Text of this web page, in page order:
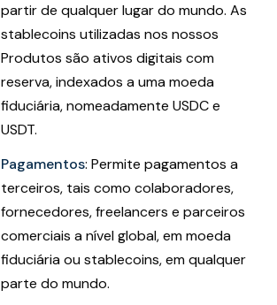
partir de qualquer lugar do mundo. As
stablecoins utilizadas nos nossos
Produtos são ativos digitais com
reserva, indexados a uma moeda
fiduciária, nomeadamente USDC e
USDT.
Pagamentos: Permite pagamentos a
terceiros, tais como colaboradores,
fornecedores, freelancers e parceiros
comerciais a nível global, em moeda
fiduciária ou stablecoins, em qualquer
parte do mundo.